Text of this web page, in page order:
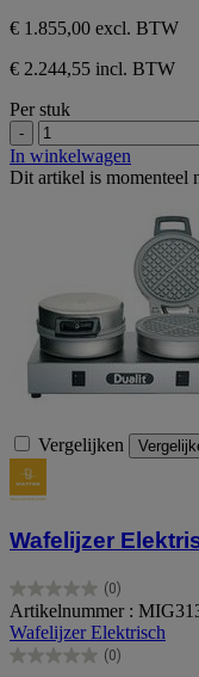
€ 1.855,00 excl. BTW
€ 2.244,55 incl. BTW
Per stuk
-
In winkelwagen
Dit artikel is momenteel
Vergelijken
Wafelijzer
(0)
0.0
van
de
5
Artikelnummer :
Wafelijzer Elektrisch
(0)
0.0